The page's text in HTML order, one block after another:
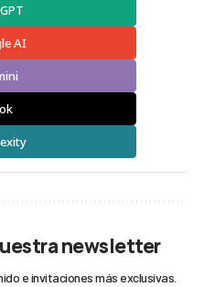
AI
newsletter
e invitaciones más exclusivas.